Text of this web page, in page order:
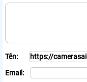
Tên:
Email: